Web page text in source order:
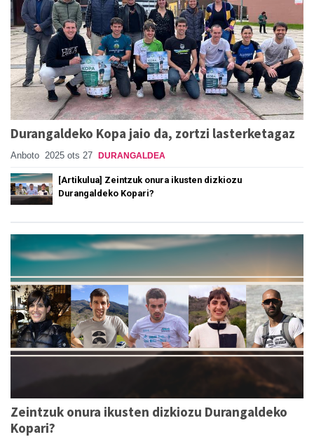
Durangaldeko Kopa jaio da, zortzi lasterketagaz
Anboto 2025 ots 27 DURANGALDEA
[Artikulua] Zeintzuk onura ikusten dizkiozu
Durangaldeko Kopari?
Zeintzuk onura ikusten dizkiozu Durangaldeko
Kopari?